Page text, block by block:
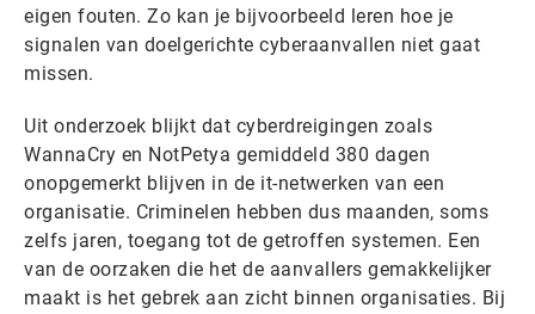
eigen fouten. Zo kan je bijvoorbeeld leren hoe je
signalen van doelgerichte cyberaanvallen niet gaat
missen.
Uit onderzoek blijkt dat cyberdreigingen zoals
WannaCry en NotPetya gemiddeld 380 dagen
onopgemerkt blijven in de it-netwerken van een
organisatie. Criminelen hebben dus maanden, soms
zelfs jaren, toegang tot de getroffen systemen. Een
van de oorzaken die het de aanvallers gemakkelijker
maakt is het gebrek aan zicht binnen organisaties. Bij